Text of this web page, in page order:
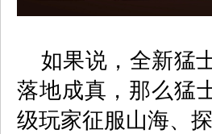
如果说，全新猛
落地成真，那么猛
级玩家征服山海、